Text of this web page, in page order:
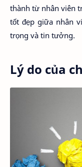
thành từ nhân viên
tốt đẹp giữa nhân
trọng và tin tưởng.
Lý do của